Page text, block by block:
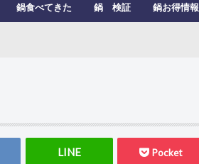
鍋食べてきた 鍋 検証 鍋お得情報
Pocket